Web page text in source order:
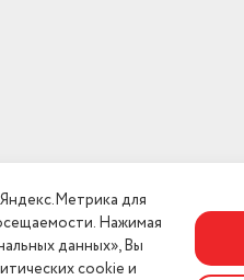
для
Нажимая
данных», Вы
cookie и